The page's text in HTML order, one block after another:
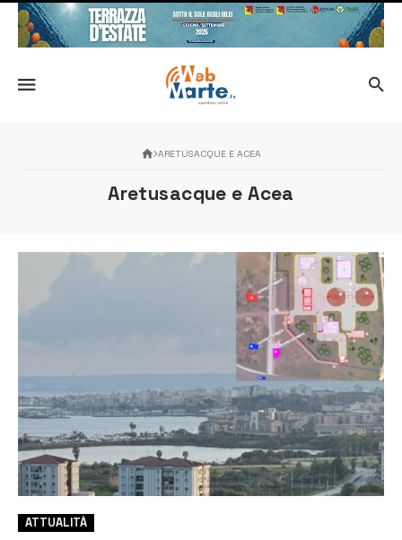
ARETUSACQUE E ACEA
Aretusacque e Acea
ATTUALITÀ